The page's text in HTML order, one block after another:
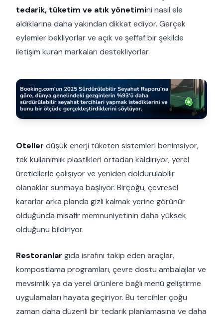
tedarik, tüketim ve atık yönetimini nasıl ele
aldıklarına daha yakından dikkat ediyor. Gerçek
eylemler bekliyorlar ve açık ve şeffaf bir şekilde
iletişim kuran markaları destekliyorlar.
Oteller düşük enerji tüketen sistemleri benimsiyor,
tek kullanımlık plastikleri ortadan kaldırıyor, yerel
üreticilerle çalışıyor ve yeniden doldurulabilir
olanaklar sunmaya başlıyor. Birçoğu, çevresel
kararlar arka planda gizli kalmak yerine görünür
olduğunda misafir memnuniyetinin daha yüksek
olduğunu bildiriyor.
Restoranlar gıda israfını takip eden araçlar,
kompostlama programları, çevre dostu ambalajlar ve
mevsimlik ya da yerel ürünlere bağlı menü geliştirme
uygulamaları hayata geçiriyor. Bu tercihler çoğu
zaman daha düzenli bir tedarik planlamasına ve daha